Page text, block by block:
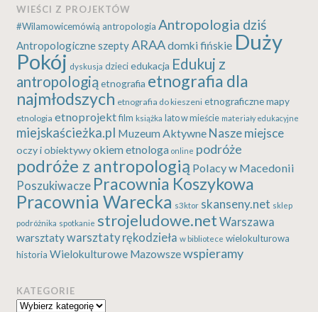
WIEŚCI Z PROJEKTÓW
#Wilamowicemówią antropologia Antropologia dziś
Antropologiczne szeptyARAAdomki fińskie Duży
Pokój dyskusja dzieci edukacja Edukuj z
antropologiąetnografia etnografia dla
najmłodszych etnografia do kieszeni etnograficzne mapy
etnologia etnoprojekt film książka lato w mieście materiały edukacyjne
miejskaścieżka.pl Muzeum Aktywne Nasze miejsce
oczy i obiektywyokiem etnologa online podróże
podróże z antropologią Polacy w Macedonii
Poszukiwacze Pracownia Koszykowa
Pracownia Warecka s3ktor skanseny.net sklep
podróżnika spotkanie strojeludowe.net Warszawa
warsztatywarsztaty rękodzieła w bibliotece wielokulturowa
historia Wielokulturowe Mazowszewspieramy
KATEGORIE
Kategorie